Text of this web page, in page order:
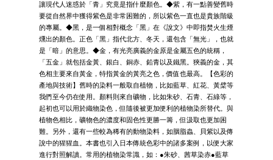
讓現代人迷惑於「青」究竟是指什麼顏色。◆紫，有一點善變舊時
要從自然界中獲得紫色是非常困難的，所以紫色一直也是貴族階級
的專屬。◆黑，是一個相對概念「黑」在《說文》中即指焚火生煙
燻出的顏色。正色「黑」指代北方、冬天，還包含「無光」，也就
是「暗」的意思。◆金，有光亮廣義的金原是金屬五色的統稱，
「五金」就包括金黃、銀白、銅赤、鉛青以及鐵黑。狹義的金，其
色相主要來自黃金，特指黃金的黃亮之色，價值也最高。【色彩的
產地與技術】舊時的染料一般取自植物，比如藍草、紅花、黃檗等
我們至今仍在使用。顏料則來自礦物，比如朱砂、石青、石綠等，
起初也可以用於織物染色，但隨後被更加便利的植物染所替代。與
植物色相比，礦物色的濃度和固色性更勝一籌，但汲取也更加困
難。另外，還有一些較為稀有的動物染料，如胭脂蟲、貝紫以及傳
說中的猩猩血。本書也引入日本傳統色彩中的諸多案例，以便大家
進行對照解讀。常用的植物染常識，如：●朱砂、茜草染赤●藍草